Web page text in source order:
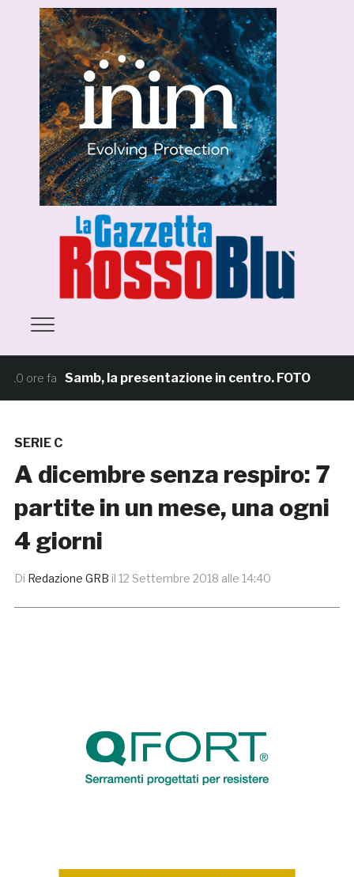
ore fa Samb, la presentazione in centro. FOTO
SERIE C
A dicembre senza respiro: 7
partite in un mese, una ogni
4 giorni
Di Redazione GRB il 12 Settembre 2018 alle 14:40